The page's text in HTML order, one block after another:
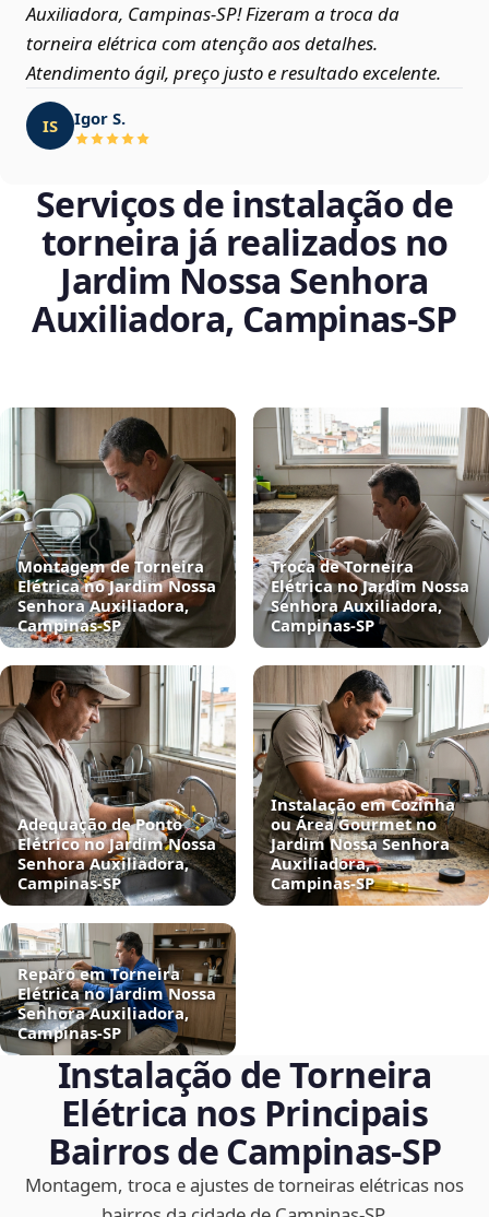
Auxiliadora, Campinas‑SP! Fizeram a troca da
torneira elétrica com atenção aos detalhes.
Atendimento ágil, preço justo e resultado excelente.
IS Igor S.
Serviços de instalação de
torneira já realizados no
Jardim Nossa Senhora
Auxiliadora, Campinas‑SP
Montagem de Torneira
Elétrica no Jardim Nossa
Senhora Auxiliadora,
Campinas‑SP
Troca de Torneira
Elétrica no Jardim Nossa
Senhora Auxiliadora,
Campinas‑SP
Adequação de Ponto
Elétrico no Jardim Nossa
Senhora Auxiliadora,
Campinas‑SP
Instalação em Cozinha
ou Área Gourmet no
Jardim Nossa Senhora
Auxiliadora,
Campinas‑SP
Reparo em Torneira
Elétrica no Jardim Nossa
Senhora Auxiliadora,
Campinas‑SP
Instalação de Torneira
Elétrica nos Principais
Bairros de Campinas‑SP
Montagem, troca e ajustes de torneiras elétricas nos